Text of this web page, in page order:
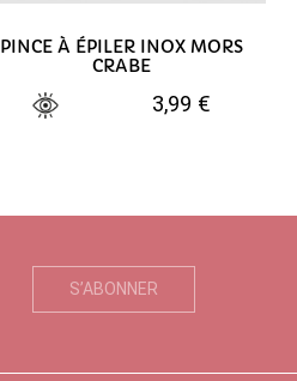
PINCE À ÉPILER INOX MORS
CRABE
3,99 €
S’ABONNER